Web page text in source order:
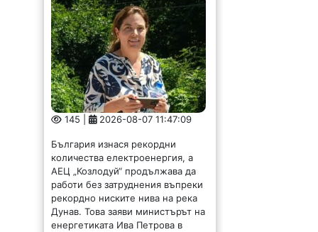
145 | 2026-08-07 11:47:09
България изнася рекордни
количества електроенергия, а
АЕЦ „Козлодуй“ продължава да
работи без затруднения въпреки
рекордно ниските нива на река
Дунав. Това заяви министърът на
енергетиката Ива Петрова в